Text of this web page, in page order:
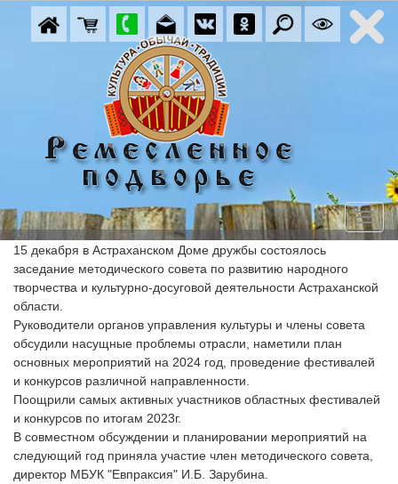
15 декабря в Астраханском Доме дружбы состоялось
заседание методического совета по развитию народного
творчества и культурно-досуговой деятельности Астраханской
области.
Руководители органов управления культуры и члены совета
обсудили насущные проблемы отрасли, наметили план
основных мероприятий на 2024 год, проведение фестивалей
и конкурсов различной направленности.
Поощрили самых активных участников областных фестивалей
и конкурсов по итогам 2023г.
В совместном обсуждении и планировании мероприятий на
следующий год приняла участие член методического совета,
директор МБУК "Евпраксия" И.Б. Зарубина.